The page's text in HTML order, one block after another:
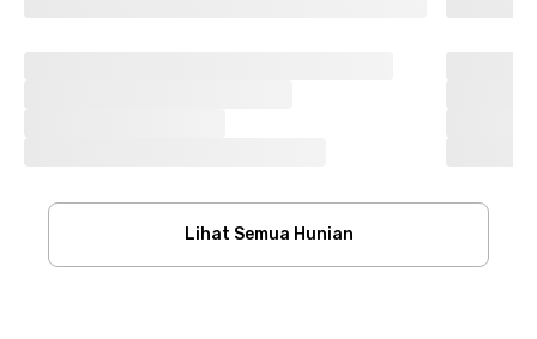
Lihat Semua Hunian